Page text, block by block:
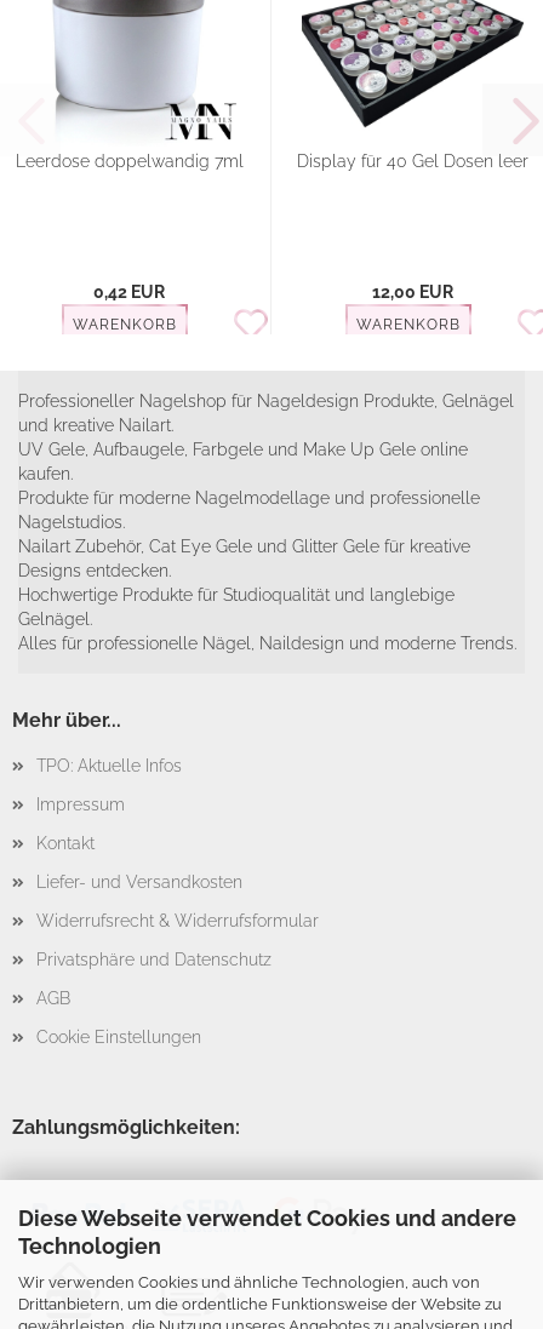
Diese Webseite verwendet Cookies und andere
Technologien
Wir verwenden Cookies und ähnliche Technologien, auch von
Drittanbietern, um die ordentliche Funktionsweise der Website zu
gewährleisten, die Nutzung unseres Angebotes zu analysieren und
Leerdose doppelwandig 7ml
0,42 EUR
WARENKORB
Display für 40 Gel Dosen leer
12,00 EUR
WARENKORB
Professioneller Nagelshop für Nageldesign Produkte, Gelnägel
und kreative Nailart.
UV Gele, Aufbaugele, Farbgele und Make Up Gele online
kaufen.
Produkte für moderne Nagelmodellage und professionelle
Nagelstudios.
Nailart Zubehör, Cat Eye Gele und Glitter Gele für kreative
Designs entdecken.
Hochwertige Produkte für Studioqualität und langlebige
Gelnägel.
Alles für professionelle Nägel, Naildesign und moderne Trends.
Mehr über...
TPO: Aktuelle Infos
Impressum
Kontakt
Liefer- und Versandkosten
Widerrufsrecht & Widerrufsformular
Privatsphäre und Datenschutz
AGB
Cookie Einstellungen
Zahlungsmöglichkeiten: